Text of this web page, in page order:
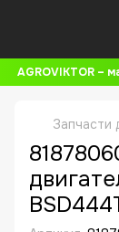
AGROVIKTOR –
Запчасти